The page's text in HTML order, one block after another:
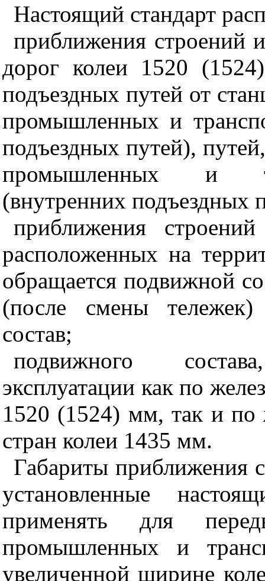
Настоящий стандарт
приближения строений
дорог колеи 1520
подъездных путей от
промышленных и
подъездных путей),
промышленных и
(внутренних
приближения
расположенных на
обращается подвижной
(после смены
состав;
подвижного
эксплуатации как по
1520 (1524) мм, так и по
стран колеи 1435 мм.
Габариты приближения
установленные
применять для
промышленных и
увеличенной ширине